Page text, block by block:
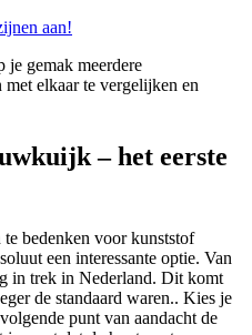
aan!
gemak meerdere
elkaar te vergelijken en
– het eerste
bedenken voor kunststof
een interessante optie. Van
in trek in Nederland. Dit komt
de standaard waren.. Kies je
punt van aandacht de